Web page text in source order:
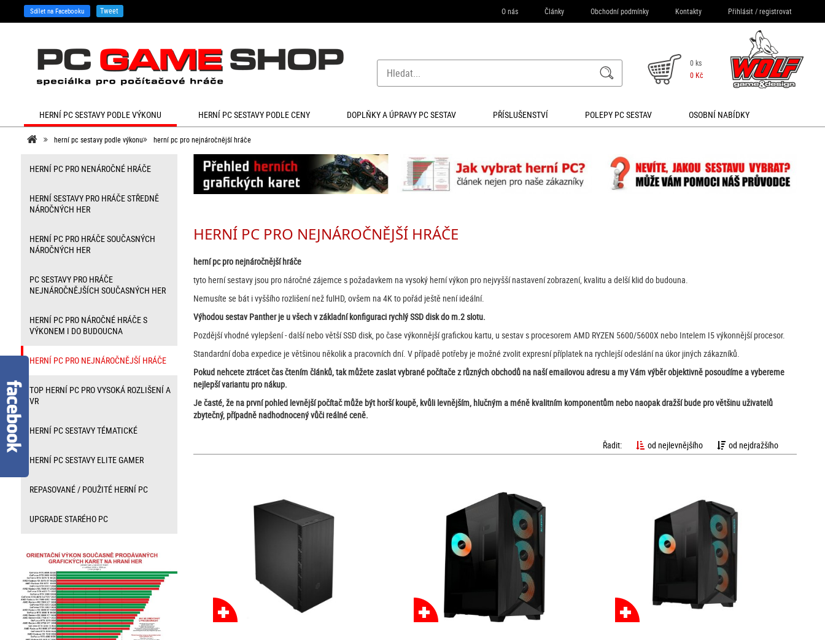
Sdílet na Facebooku Tweet O nás Články Obchodní podmínky Kontakty Přihlásit /registrovat
0 ks
0 Kč
HERNÍ PC SESTAVY PODLE VÝKONU HERNÍ PC SESTAVY PODLE CENY DOPLŇKY A ÚPRAVY PC SESTAV PŘÍSLUŠENSTVÍ POLEPY PC SESTAV OSOBNÍ NABÍDKY
herní pc sestavy podle výkonu herní pc pro nejnáročnější hráče
HERNÍ PC PRO NENÁROČNÉ HRÁČE
HERNÍ SESTAVY PRO HRÁČE STŘEDNĚ
NÁROČNÝCH HER
HERNÍ PC PRO HRÁČE SOUČASNÝCH
NÁROČNÝCH HER
PC SESTAVY PRO HRÁČE
NEJNÁROČNĚJŠÍCH SOUČASNÝCH HER
HERNÍ PC PRO NÁROČNÉ HRÁČE S
VÝKONEM I DO BUDOUCNA
HERNÍ PC PRO NEJNÁROČNĚJŠÍ HRÁČE
TOP HERNÍ PC PRO VYSOKÁ ROZLIŠENÍ A
VR
HERNÍ PC SESTAVY TÉMATICKÉ
HERNÍ PC SESTAVY ELITE GAMER
REPASOVANÉ / POUŽITÉ HERNÍ PC
UPGRADE STARÉHO PC
HERNÍ PC PRO NEJNÁROČNĚJŠÍ HRÁČE
herní pc pro nejnáročnější hráče
tyto herní sestavy jsou pro náročné zájemce s požadavkem na vysoký herní výkon pro nejvyšší nastavení zobrazení, kvalitu a delší klid do budouna.
Nemusíte se bát i vyššího rozlišení než fulHD, ovšem na 4K to pořád ještě není ideální.
Výhodou sestav Panther je u všech v základní konfiguraci rychlý SSD disk do m.2 slotu.
Pozdější vhodné vylepšení - další nebo větší SSD disk, po čase výkonnější grafickou kartu, u sestav s procesorem AMD RYZEN 5600/5600X nebo Intelem I5 výkonnější procesor.
Standardní doba expedice je většinou několik a pracovních dní. V případě potřeby je možné zvolit expresní příplatek na rychlejší odeslání na úkor jiných zákazníků.
Pokud nehcete ztrácet čas čtením článků, tak můžete zaslat vybrané počítače z různých obchodů na naší emailovou adresu a my Vám výběr objektivně posoudíme a vybereme
nejlepší variantu pro nákup.
Je časté, že na první pohled levnější počítač může být horší koupě, kvůli levnějším, hlučným a méně kvalitním komponentům nebo naopak dražší bude pro většinu uživatelů
zbytečný, případně nadhodnocený vůči reálné ceně.
Řadit: od nejlevnějšího od nejdražšího